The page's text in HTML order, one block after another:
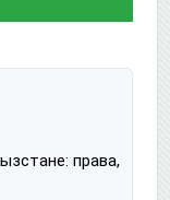
права,